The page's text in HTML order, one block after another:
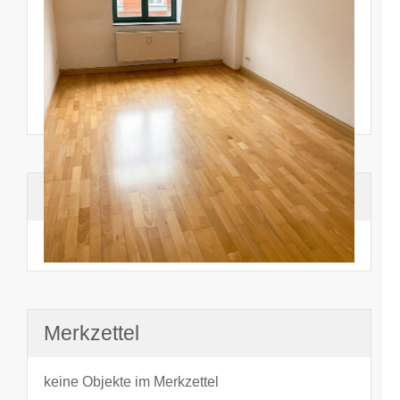
Suchhistorie
noch nichts angesehen
Merkzettel
keine Objekte im Merkzettel